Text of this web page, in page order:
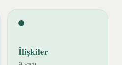
İlişkiler